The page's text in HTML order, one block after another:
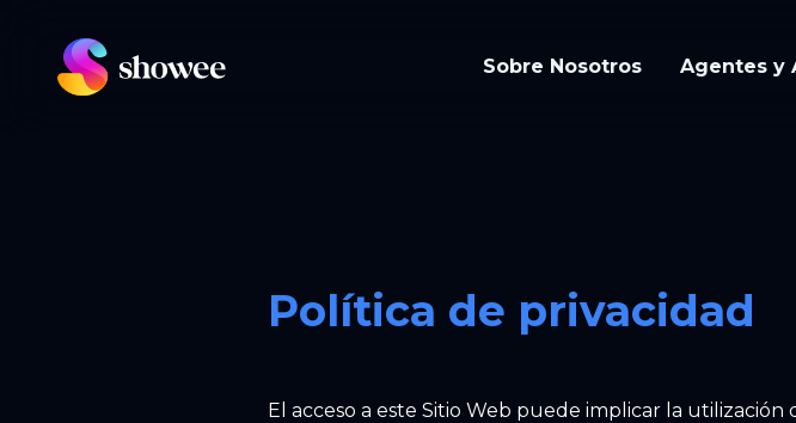
Sobre Nosotros Agentes y
Política de privacidad
El acceso a este Sitio Web puede implicar la utilización